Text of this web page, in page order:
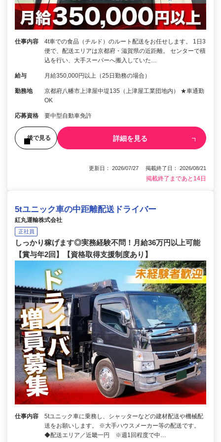
仕事内容
4t車での食品（チルド）のルート配送をお任せします。 1日3
便で、配送エリアは京都府・滋賀県の近距離。 センターで積
込を行い、大手スーパーへ搬入していた…
給与 月給350,000円以上（25日勤務の場合）
勤務地
京都府八幡市上津屋中堤135（上津屋工業団地内） ★車通勤
OK
応募資格 要中型自動車免許
後で見る 詳細を見る
更新日： 2026/07/27 掲載終了日： 2026/08/21
掲載終了まであと14日
5tユニック車の中距離配送ドライバー
紅丸運輸株式会社
正社員
しっかり稼げます◎実務経験不問！月給36万円以上可能
【賞与年2回】【資格取得支援制度あり】
仕事内容
5tユニック車に乗務し、シャッターなどの建材配送や機械配
送をお願いします。 ※大手ハウスメーカー等の配送です。
◆配送エリア／近畿一円 ※週1回程度で中…